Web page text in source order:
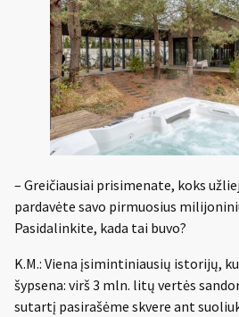
– Greičiausiai prisimenate, koks
pardavėte savo pirmuosius
Pasidalinkite, kada tai buvo?
K.M.: Viena įsimintiniausių istorijų,
šypsena: virš 3 mln. litų vertės
sutartį pasirašėme skvere ant